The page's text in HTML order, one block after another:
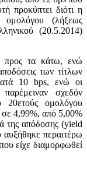
προκύπτει διότι η
ομολόγου (λήξεως
(20.5.2014)
προς τα κάτω, ενώ
των τίτλων
10 bps, ενώ οι
σχεδόν
20ετούς ομολόγου
σε 4,99%, από 5,00%
της απόδοσης (yield
αυξήθηκε περαιτέρω
είχε διαμορφωθεί